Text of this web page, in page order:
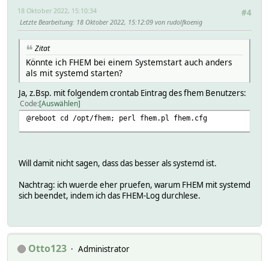
#4
18 Oktober 2022, 15:10:34
Letzte Bearbeitung: 18 Oktober 2022, 15:12:09 von rudolfkoenig
Zitat
Könnte ich FHEM bei einem Systemstart auch anders
als mit systemd starten?
Ja, z.Bsp. mit folgendem crontab Eintrag des fhem Benutzers:
Code Auswählen
@reboot cd /opt/fhem; perl fhem.pl fhem.cfg
Will damit nicht sagen, dass das besser als systemd ist.
Nachtrag: ich wuerde eher pruefen, warum FHEM mit systemd
sich beendet, indem ich das FHEM-Log durchlese.
Otto123
Administrator